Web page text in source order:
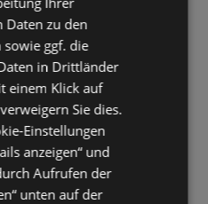
bis zum Endprodukt.
Beim Kauf der
an Artikeln wird der
Artikel auf die
Artikel
Nur gültig für Ware
Gina und Gina Benotti
Hinweis. Nicht
mit anderen
)Rabatten.
T-Shirt
nur 9,99 €
nicht mehr gültig
am: 17.06.2026
KURZ!
T-Shirt aus einem
Mix mit feinem Blumen-
allover und feinem
am runden
Daten zu den
sowie ggf. die
in Drittländer
einem Klick auf
Sie dies.
Einstellungen
anzeigen“ und
Aufrufen der
unten auf der